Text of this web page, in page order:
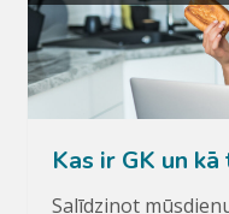
Kas ir GK un kā
Salīdzinot